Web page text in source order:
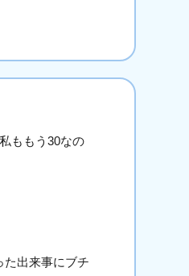
ももう30なの
た出来事にブチ